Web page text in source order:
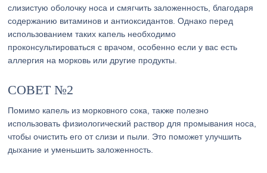
слизистую оболочку носа и смягчить заложенность, благодаря
содержанию витаминов и антиоксидантов. Однако перед
использованием таких капель необходимо
проконсультироваться с врачом, особенно если у вас есть
аллергия на морковь или другие продукты.
СОВЕТ №2
Помимо капель из морковного сока, также полезно
использовать физиологический раствор для промывания носа,
чтобы очистить его от слизи и пыли. Это поможет улучшить
дыхание и уменьшить заложенность.